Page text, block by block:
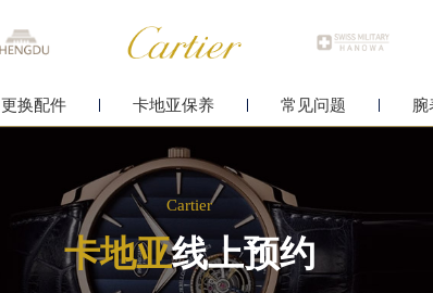
更换配件 卡地亚保养 常见问题 腕
Cartier
卡地亚线上预约